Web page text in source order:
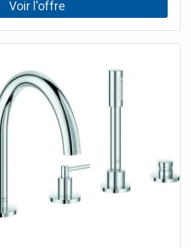
et étanchéité d'arbre